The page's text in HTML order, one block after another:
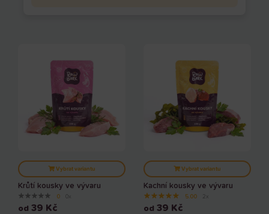
Vybrat variantu
Krůtí kousky ve vývaru
★★★★★ 0 0x
od 39 Kč
Vybrat variantu
Kachní kousky ve vývaru
★★★★★ 5.00 2x
od 39 Kč